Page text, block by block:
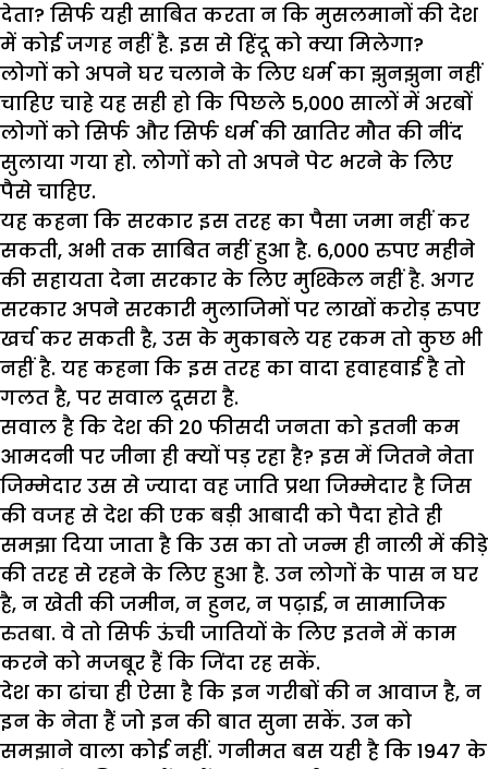
देता? सिर्फ यही साबित करता न कि मुसलमानों की देश
में कोई जगह नहीं है. इस से हिंदू को क्या मिलेगा?
लोगों को अपने घर चलाने के लिए धर्म का झुनझुना नहीं
चाहिए चाहे यह सही हो कि पिछले 5,000 सालों में अरबों
लोगों को सिर्फ और सिर्फ धर्म की खातिर मौत की नींद
सुलाया गया हो. लोगों को तो अपने पेट भरने के लिए
पैसे चाहिए.
यह कहना कि सरकार इस तरह का पैसा जमा नहीं कर
सकती, अभी तक साबित नहीं हुआ है. 6,000 रुपए महीने
की सहायता देना सरकार के लिए मुश्किल नहीं है. अगर
सरकार अपने सरकारी मुलाजिमों पर लाखों करोड़ रुपए
खर्च कर सकती है, उस के मुकाबले यह रकम तो कुछ भी
नहीं है. यह कहना कि इस तरह का वादा हवाहवाई है तो
गलत है, पर सवाल दूसरा है.
सवाल है कि देश की 20 फीसदी जनता को इतनी कम
आमदनी पर जीना ही क्यों पड़ रहा है? इस में जितने नेता
जिम्मेदार उस से ज्यादा वह जाति प्रथा जिम्मेदार है जिस
की वजह से देश की एक बड़ी आबादी को पैदा होते ही
समझा दिया जाता है कि उस का तो जन्म ही नाली में कीड़े
की तरह से रहने के लिए हुआ है. उन लोगों के पास न घर
है, न खेती की जमीन, न हुनर, न पढ़ाई, न सामाजिक
रुतबा. वे तो सिर्फ ऊंची जातियों के लिए इतने में काम
करने को मजबूर हैं कि जिंदा रह सकें.
देश का ढांचा ही ऐसा है कि इन गरीबों की न आवाज है, न
इन के नेता हैं जो इन की बात सुना सकें. उन को
समझाने वाला कोई नहीं. गनीमत बस यही है कि 1947 के